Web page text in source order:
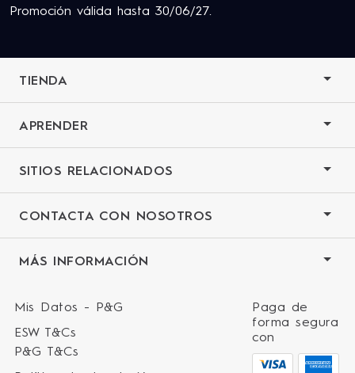
Promoción válida hasta 30/06/27.
TIENDA
APRENDER
SITIOS RELACIONADOS
CONTACTA CON NOSOTROS
MÁS INFORMACIÓN
Paga de
forma segura
con
Mis Datos - P&G
ESW T&Cs
P&G T&Cs